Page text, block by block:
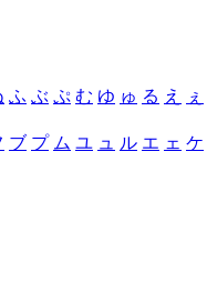
ふ ぶ ぷ む ゆ ゅ る え ぇ
ブ プ ム ユ ュ ル エ ェ ケ